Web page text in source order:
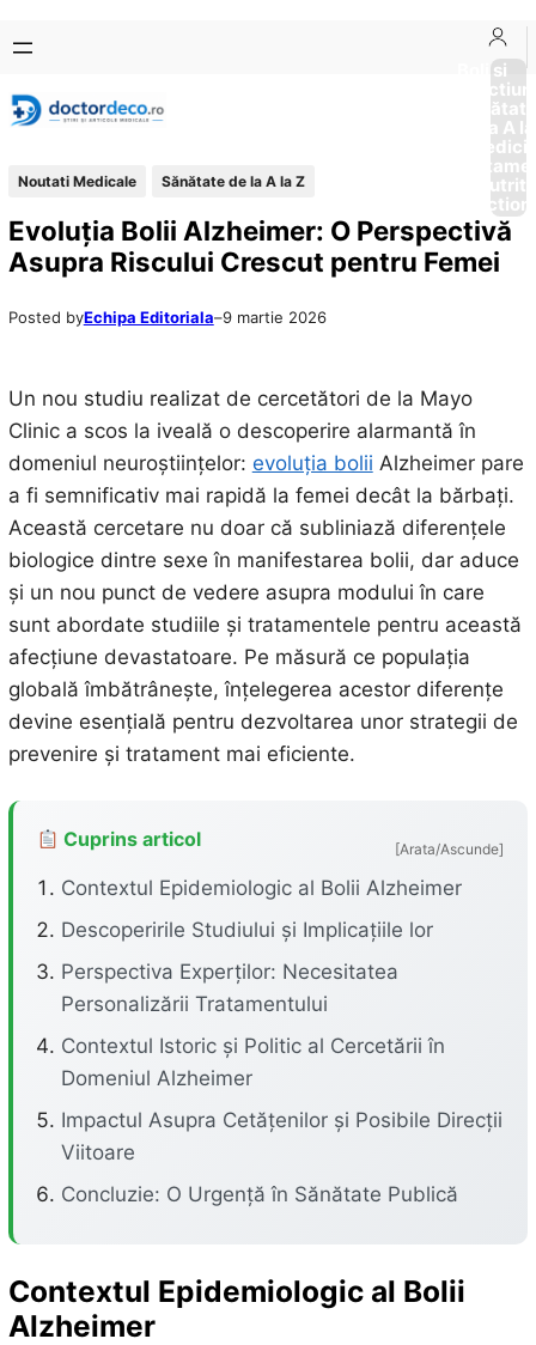
conținut
content
Boli si
Afectiuni
Sănătate
de la A
Noutati Medicale Sănătate de la A la Z
Evoluția Bolii Alzheimer: O Perspectivă
Asupra Riscului Crescut pentru Femei
Posted byEchipa Editoriala–9 martie 2026
Un nou studiu realizat de cercetători de la Mayo
Clinic a scos la iveală o descoperire alarmantă în
domeniul neuroștiințelor: evoluția bolii Alzheimer pare
a fi semnificativ mai rapidă la femei decât la bărbați.
Această cercetare nu doar că subliniază diferențele
biologice dintre sexe în manifestarea bolii, dar aduce
și un nou punct de vedere asupra modului în care
sunt abordate studiile și tratamentele pentru această
afecțiune devastatoare. Pe măsură ce populația
globală îmbătrânește, înțelegerea acestor diferențe
devine esențială pentru dezvoltarea unor strategii de
prevenire și tratament mai eficiente.
Cuprins articol [Arata/Ascunde]
Contextul Epidemiologic al Bolii Alzheimer
Descoperirile Studiului și Implicațiile lor
Perspectiva Experților: Necesitatea
Personalizării Tratamentului
Contextul Istoric și Politic al Cercetării în
Domeniul Alzheimer
Impactul Asupra Cetățenilor și Posibile Direcții
Viitoare
Concluzie: O Urgență în Sănătate Publică
Contextul Epidemiologic al Bolii
Alzheimer